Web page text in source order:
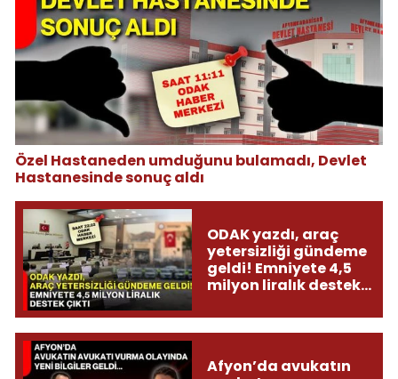
Özel Hastaneden umduğunu bulamadı, Devlet
Hastanesinde sonuç aldı
ODAK yazdı, araç
yetersizliği gündeme
geldi! Emniyete 4,5
milyon liralık destek
Afyon’da avukatın